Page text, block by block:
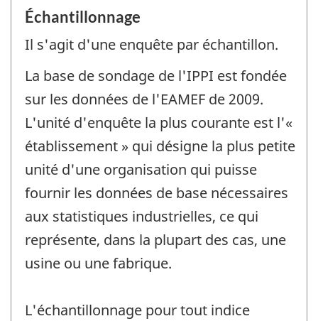
Échantillonnage
Il s'agit d'une enquête par échantillon.
La base de sondage de l'IPPI est fondée
sur les données de l'EAMEF de 2009.
L'unité d'enquête la plus courante est l'«
établissement » qui désigne la plus petite
unité d'une organisation qui puisse
fournir les données de base nécessaires
aux statistiques industrielles, ce qui
représente, dans la plupart des cas, une
usine ou une fabrique.
L'échantillonnage pour tout indice